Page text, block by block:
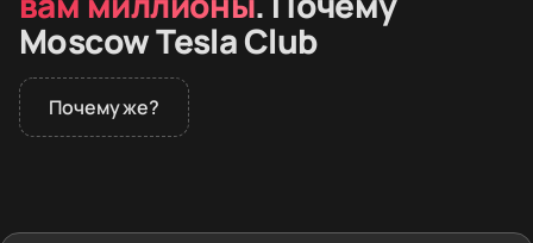
Moscow Tesla Club
Почему же?
машины из Европы и Азии. Вместе с автомобилем